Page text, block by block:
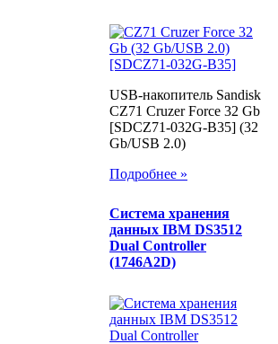
USB-накопитель Sandisk
CZ71 Cruzer Force 32 Gb
[SDCZ71-032G-B35] (32
Gb/USB 2.0)
Подробнее »
Система хранения
данных IBM DS3512
Dual Controller
(1746A2D)